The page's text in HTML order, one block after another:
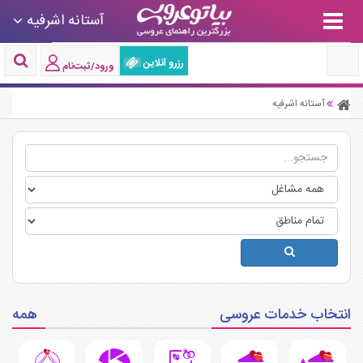
آستانه اشرفیه
رزرو آنلاین ورود/ثبت‌نام
آستانه اشرفیه
انتخاب خدمات عروسی همه